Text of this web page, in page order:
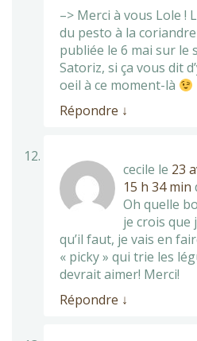
–> Merci à vous Lole !
du pesto à la
publiée le 6 mai sur le
Satoriz, si ça vous dit
oeil à ce moment-là
Répondre ↓
cecile le 23
15 h 34 min
Oh quelle
je crois que
qu’il faut, je vais en
« picky » qui trie les
devrait aimer! Merci!
Répondre ↓